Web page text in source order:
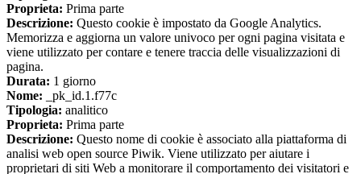
Proprieta: Prima parte
Descrizione: Questo cookie è impostato da Google Analytics.
Memorizza e aggiorna un valore univoco per ogni pagina visitata e
viene utilizzato per contare e tenere traccia delle visualizzazioni di
pagina.
Durata: 1 giorno
Nome: _pk_id.1.f77c
Tipologia: analitico
Proprieta: Prima parte
Descrizione: Questo nome di cookie è associato alla piattaforma di
analisi web open source Piwik. Viene utilizzato per aiutare i
proprietari di siti Web a monitorare il comportamento dei visitatori e